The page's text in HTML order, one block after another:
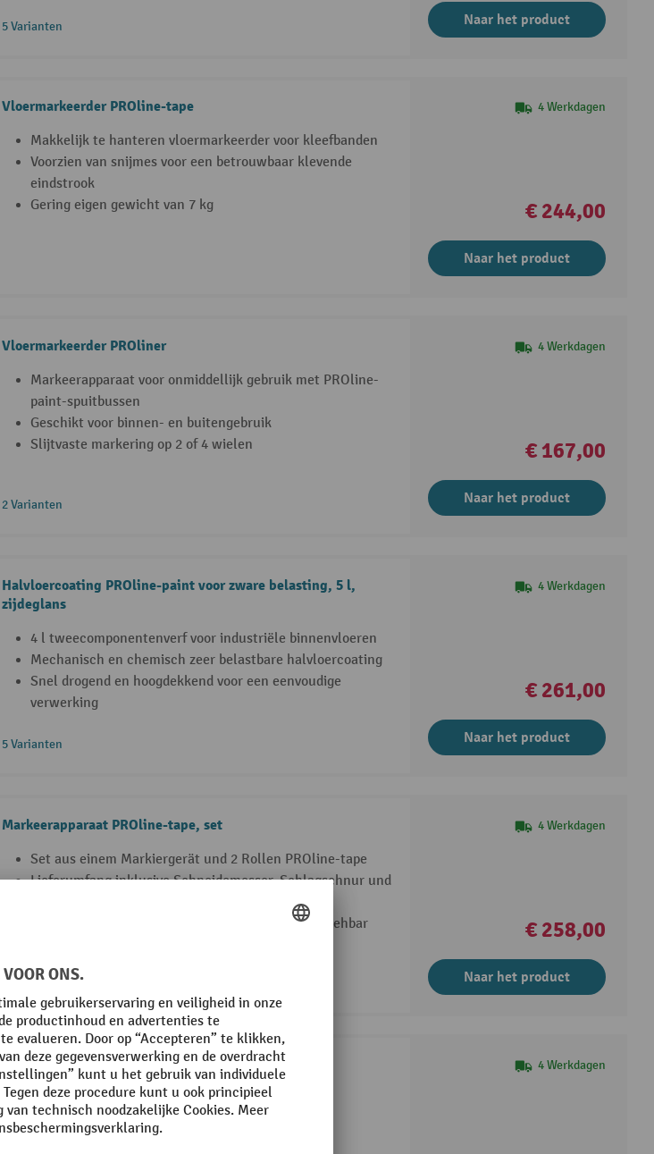
5 Varianten Naar het product
Vloermarkeerder PROline-tape
Makkelijk te hanteren vloermarkeerder voor kleefbanden
Voorzien van snijmes voor een betrouwbaar klevende
eindstrook
Gering eigen gewicht van 7 kg
4 Werkdagen
€ 244,00
Naar het product
Vloermarkeerder PROliner
Markeerapparaat voor onmiddellijk gebruik met PROline-
paint-spuitbussen
Geschikt voor binnen- en buitengebruik
Slijtvaste markering op 2 of 4 wielen
2 Varianten
4 Werkdagen
€ 167,00
Naar het product
Halvloercoating PROline-paint voor zware belasting, 5 l,
zijdeglans
4 l tweecomponentenverf voor industriële binnenvloeren
Mechanisch en chemisch zeer belastbare halvloercoating
Snel drogend en hoogdekkend voor een eenvoudige
verwerking
5 Varianten
4 Werkdagen
€ 261,00
Naar het product
Markeerapparaat PROline-tape, set
Set aus einem Markiergerät und 2 Rollen PROline-tape
Lieferumfang inklusive Schneidemesser, Schlagschnur und
Klebemarkierung ist selbsthaftend und sofort begehbar
4 Varianten
4 Werkdagen
€ 258,00
Naar het product
Vloermarkeerder HANDliner
Vloermarkeerder voor de flexibele handbediening
Werkt met PROline-paint lijnmarkeringsverf
4 Werkdagen